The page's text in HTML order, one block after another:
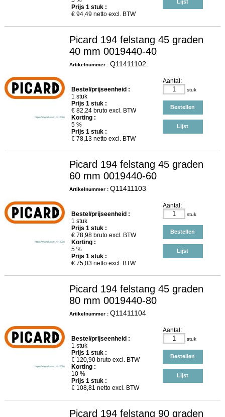
Prijs 1stuk :
€ 94,49netto excl. BTW
Lijst
Picard 194 felstang 45 graden
40 mm 0019440-40
Artikelnummer : Q11411102
Bestel/prijseenheid :
1 stuk
Prijs 1stuk :
€ 82,24bruto excl. BTW
Korting :
5 %
Prijs 1stuk :
€ 78,13netto excl. BTW
Aantal:
stuk
Bestellen
Lijst
Picard 194 felstang 45 graden
60 mm 0019440-60
Artikelnummer : Q11411103
Bestel/prijseenheid :
1 stuk
Prijs 1stuk :
€ 78,98bruto excl. BTW
Korting :
5 %
Prijs 1stuk :
€ 75,03netto excl. BTW
Aantal:
stuk
Bestellen
Lijst
Picard 194 felstang 45 graden
80 mm 0019440-80
Artikelnummer : Q11411104
Bestel/prijseenheid :
1 stuk
Prijs 1stuk :
€ 120,90bruto excl. BTW
Korting :
10 %
Prijs 1stuk :
€ 108,81 netto excl. BTW
Aantal:
stuk
Bestellen
Lijst
Picard 194 felstang 90 graden